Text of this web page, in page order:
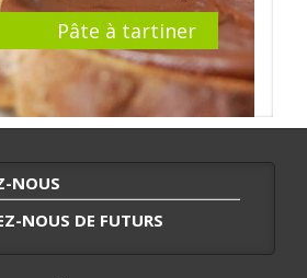
Pâte à tartiner
NOUS
NOUS DE FUTURS